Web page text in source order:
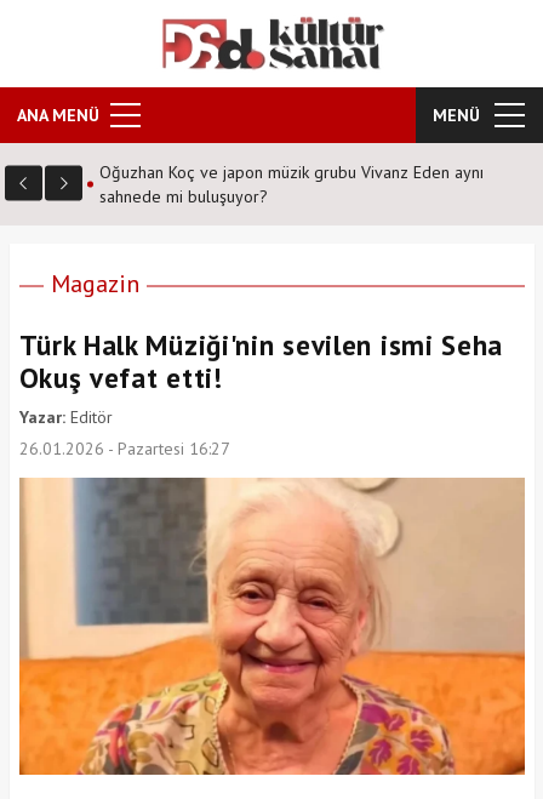
ANA MENÜ MENÜ
aynı
Şafak Sezer'den tiyatroseverlere ''Karanlıkta kumpas''
sürprizi!
Magazin
Türk Halk Müziği'nin sevilen ismi Seha
Okuş vefat etti!
Yazar:Editör
26.01.2026 - Pazartesi 16:27